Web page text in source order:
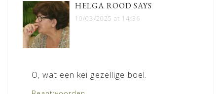
HELGA ROOD SAYS
10/03/2025 at 14:36
O, wat een kei gezellige boel.